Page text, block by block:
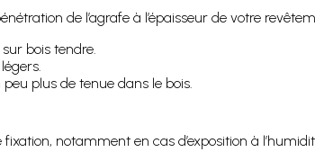
de l’agrafe à l’épaisseur de votre
bois tendre.
plus de tenue dans le bois.
notamment en cas d’exposition à